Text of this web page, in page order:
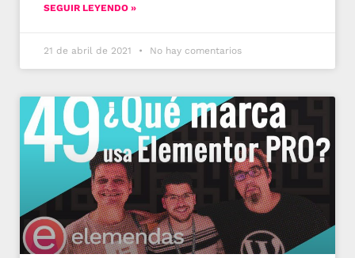
SEGUIR LEYENDO »
21 de abril de 2021 No hay comentarios